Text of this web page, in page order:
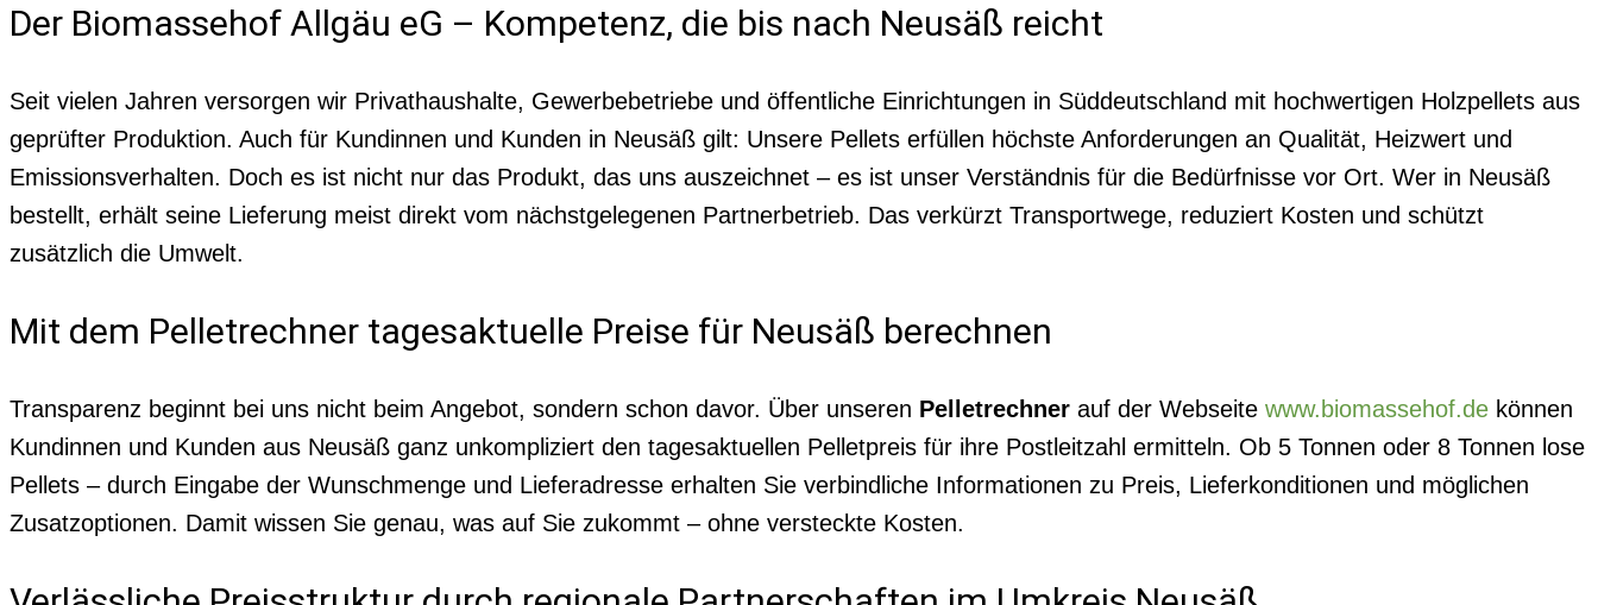
Der Biomassehof Allgäu eG – Kompetenz, die bis nach Neusäß reicht
Seit vielen Jahren versorgen wir Privathaushalte, Gewerbebetriebe und öffentliche Einrichtungen in Süddeutschland mit hochwertigen Holzpellets aus
geprüfter Produktion. Auch für Kundinnen und Kunden in Neusäß gilt: Unsere Pellets erfüllen höchste Anforderungen an Qualität, Heizwert und
Emissionsverhalten. Doch es ist nicht nur das Produkt, das uns auszeichnet – es ist unser Verständnis für die Bedürfnisse vor Ort. Wer in Neusäß
bestellt, erhält seine Lieferung meist direkt vom nächstgelegenen Partnerbetrieb. Das verkürzt Transportwege, reduziert Kosten und schützt
zusätzlich die Umwelt.
Mit dem Pelletrechner tagesaktuelle Preise für Neusäß berechnen
Transparenz beginnt bei uns nicht beim Angebot, sondern schon davor. Über unseren Pelletrechner auf der Webseite www.biomassehof.de können
Kundinnen und Kunden aus Neusäß ganz unkompliziert den tagesaktuellen Pelletpreis für ihre Postleitzahl ermitteln. Ob 5 Tonnen oder 8 Tonnen lose
Pellets – durch Eingabe der Wunschmenge und Lieferadresse erhalten Sie verbindliche Informationen zu Preis, Lieferkonditionen und möglichen
Zusatzoptionen. Damit wissen Sie genau, was auf Sie zukommt – ohne versteckte Kosten.